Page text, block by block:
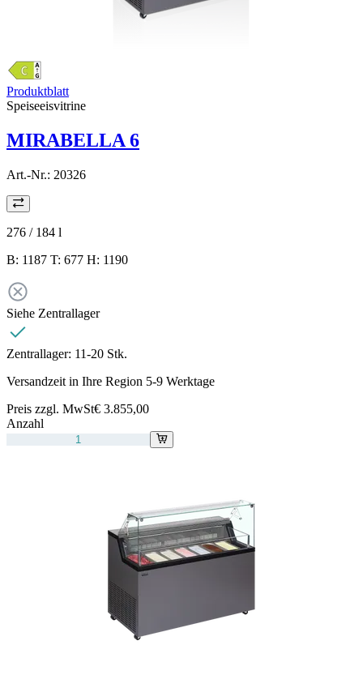
Produktblatt
Speiseeisvitrine
MIRABELLA 6
Art.-Nr.: 20326
276 / 184 l
B: 1187 T: 677 H: 1190
Siehe Zentrallager
Zentrallager: 11-20 Stk.
Versandzeit in Ihre Region 5-9 Werktage
Preis zzgl. MwSt€ 3.855,00
Anzahl